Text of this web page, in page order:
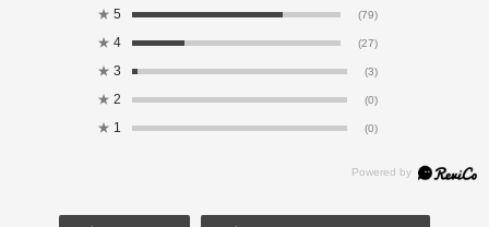
★ 5 (79)
★ 4 (27)
★ 3 (3)
★ 2 (0)
★ 1 (0)